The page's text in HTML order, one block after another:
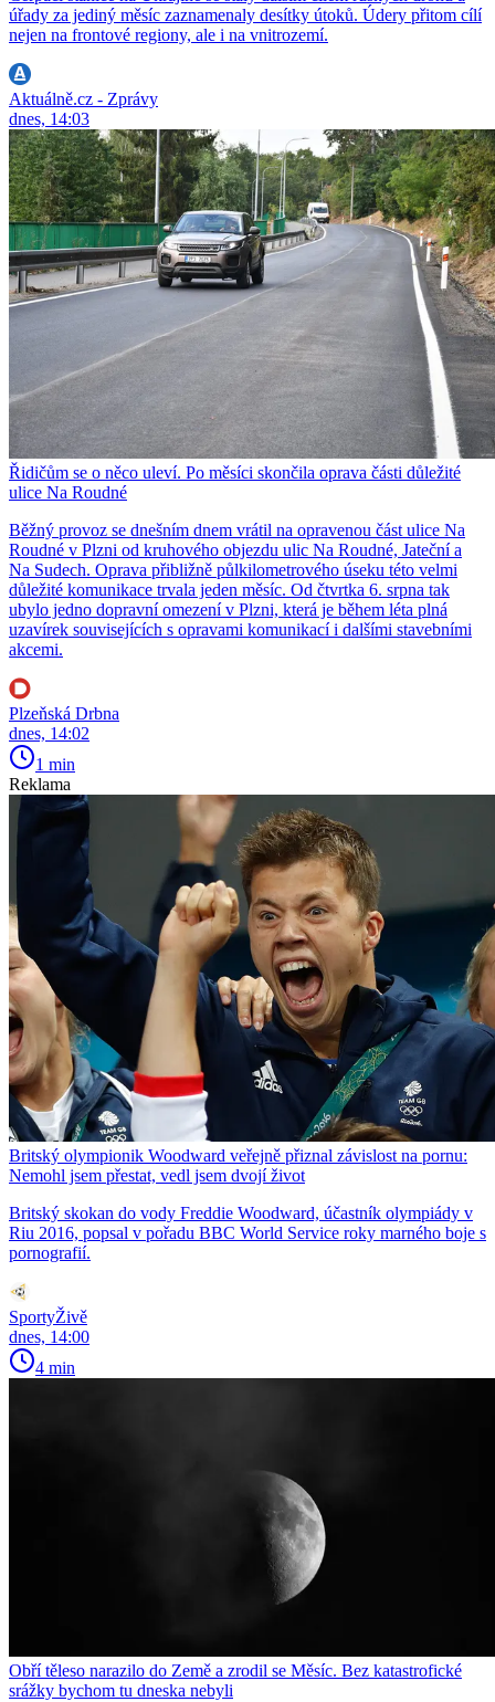
úřady za jediný měsíc zaznamenaly desítky útoků. Údery přitom cílí
nejen na frontové regiony, ale i na vnitrozemí.
Aktuálně.cz - Zprávy
dnes, 14:03
Řidičům se o něco uleví. Po měsíci skončila oprava části důležité
ulice Na Roudné
Běžný provoz se dnešním dnem vrátil na opravenou část ulice Na
Roudné v Plzni od kruhového objezdu ulic Na Roudné, Jateční a
Na Sudech. Oprava přibližně půlkilometrového úseku této velmi
důležité komunikace trvala jeden měsíc. Od čtvrtka 6. srpna tak
ubylo jedno dopravní omezení v Plzni, která je během léta plná
uzavírek souvisejících s opravami komunikací i dalšími stavebními
akcemi.
Plzeňská Drbna
dnes, 14:02
1 min
Reklama
Britský olympionik Woodward veřejně přiznal závislost na pornu:
Nemohl jsem přestat, vedl jsem dvojí život
Britský skokan do vody Freddie Woodward, účastník olympiády v
Riu 2016, popsal v pořadu BBC World Service roky marného boje s
pornografií.
SportyŽivě
dnes, 14:00
4 min
Obří těleso narazilo do Země a zrodil se Měsíc. Bez katastrofické
srážky bychom tu dneska nebyli